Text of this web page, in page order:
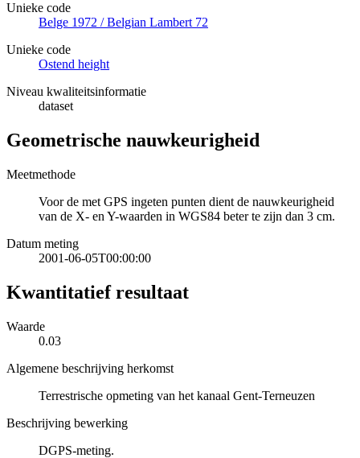
Unieke code
Belge 1972 / Belgian Lambert 72
Unieke code
Ostend height
Niveau kwaliteitsinformatie
dataset
Geometrische nauwkeurigheid
Meetmethode
Voor de met GPS ingeten punten dient de nauwkeurigheid
van de X- en Y-waarden in WGS84 beter te zijn dan 3 cm.
Datum meting
2001-06-05T00:00:00
Kwantitatief resultaat
Waarde
0.03
Algemene beschrijving herkomst
Terrestrische opmeting van het kanaal Gent-Terneuzen
Beschrijving bewerking
DGPS-meting.